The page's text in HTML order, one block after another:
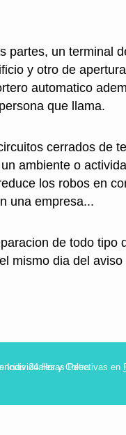
partes, un terminal
y otro de
automatico
que llama.
cerrados de
ambiente o
los robos en
una empresa...
de todo tipo
mismo dia del
24 Horas Petra
Individuales y Colectivas en